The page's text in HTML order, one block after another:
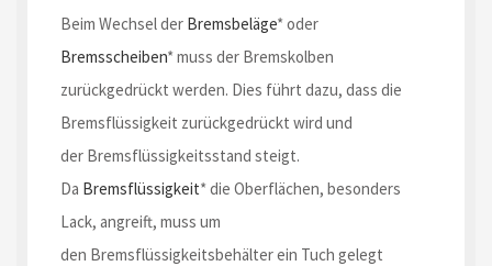
Beim Wechsel der Bremsbeläge* oder
Bremsscheiben* muss der Bremskolben
zurückgedrückt werden. Dies führt dazu, dass die
Bremsflüssigkeit zurückgedrückt wird und
der Bremsflüssigkeitsstand steigt.
Da Bremsflüssigkeit* die Oberflächen, besonders
Lack, angreift, muss um
den Bremsflüssigkeitsbehälter ein Tuch gelegt